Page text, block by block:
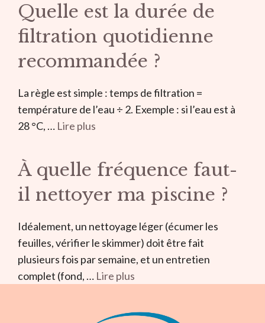
Quelle est la durée de
filtration quotidienne
recommandée ?
La règle est simple : temps de filtration =
température de l’eau ÷ 2. Exemple : si l’eau est à
28 °C, … Lire plus
À quelle fréquence faut-
il nettoyer ma piscine ?
Idéalement, un nettoyage léger (écumer les
feuilles, vérifier le skimmer) doit être fait
plusieurs fois par semaine, et un entretien
complet (fond, … Lire plus